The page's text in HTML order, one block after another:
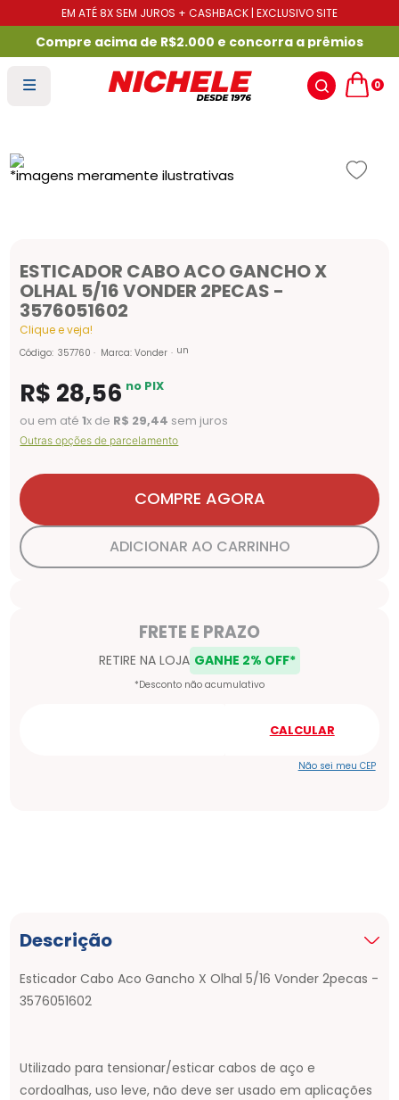
EM ATÉ 8X SEM JUROS + CASHBACK | EXCLUSIVO SITE
Compre acima de R$2.000 e concorra a prêmios
0
ESTICADOR CABO ACO GANCHO X
OLHAL 5/16 VONDER 2PECAS -
3576051602
Clique e veja!
Código: 357760 Marca:Vonder un
R$ 28,56 no PIX
ou em até1x de R$ 29,44 sem juros
Outras opções de parcelamento
COMPRE AGORA
ADICIONAR AO CARRINHO
Não sei meu CEP
Descrição
Esticador Cabo Aco Gancho X Olhal 5/16 Vonder 2pecas -
3576051602
Utilizado para tensionar/esticar cabos de aço e
cordoalhas, uso leve, não deve ser usado em aplicações